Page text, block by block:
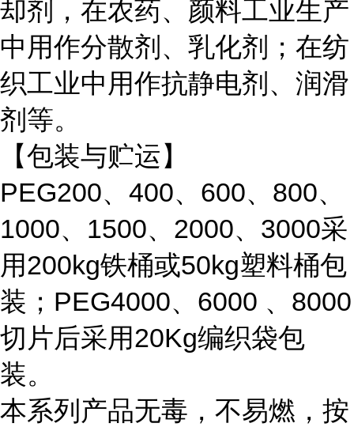
却剂，在农药、颜料工业生产
中用作分散剂、乳化剂；在纺
织工业中用作抗静电剂、润滑
剂等。
【包装与贮运】
PEG200、400、600、800、
1000、1500、2000、3000采
用200kg铁桶或50kg塑料桶包
装；PEG4000、6000 、8000
切片后采用20Kg编织袋包
装。
本系列产品无毒，不易燃，按